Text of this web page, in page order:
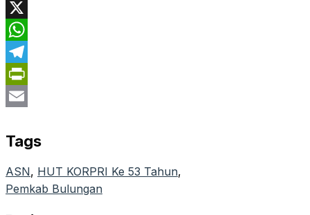
Facebook
X
WhatsApp
Telegram
PrintFriendly
Tags
ASN, HUT KORPRI Ke 53 Tahun
Pemkab Bulungan